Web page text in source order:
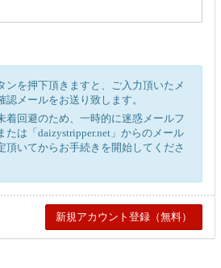
ンを押下頂きますと、ご入力頂いたメ
メールをお送り致します。
着回避のため、一時的に迷惑メールフ
たは「daizystripper.net」からのメール
頂いてからお手続きを開始してくださ